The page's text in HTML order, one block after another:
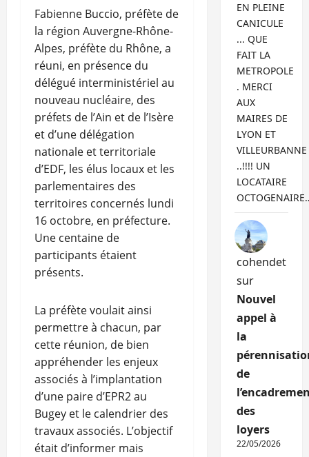
Fabienne Buccio, préfète de
la région Auvergne-Rhône-
Alpes, préfète du Rhône, a
réuni, en présence du
délégué interministériel au
nouveau nucléaire, des
préfets de l’Ain et de l’Isère
et d’une délégation
nationale et territoriale
d’EDF, les élus locaux et les
parlementaires des
territoires concernés lundi
16 octobre, en préfecture.
Une centaine de
participants étaient
présents.
La préfète voulait ainsi
permettre à chacun, par
cette réunion, de bien
appréhender les enjeux
associés à l’implantation
d’une paire d’EPR2 au
Bugey et le calendrier des
travaux associés. L’objectif
était d’informer mais
EN PLEINE
CANICULE
... QUE
FAIT LA
METROPOLE
. MERCI
AUX
MAIRES DE
LYON ET
VILLEURBANNE
..!!!! UN
LOCATAIRE
cohendet
sur
Nouvel
appel à
la
de
des
loyers
22/05/2026